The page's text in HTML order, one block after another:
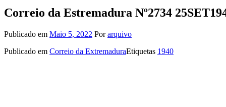
Correio da Estremadura Nº2734
Publicado em Maio 5, 2022 Porarquivo
Publicado em Correio da ExtremaduraEtiquetas 1940